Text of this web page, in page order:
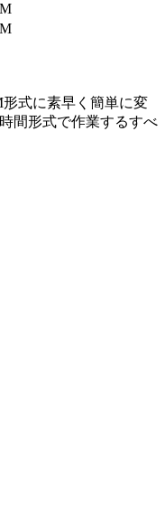
式に素早く簡単に変
間形式で作業するすべ